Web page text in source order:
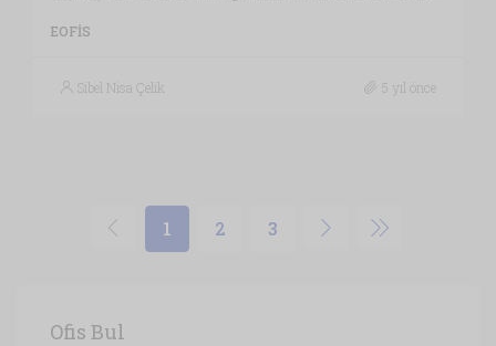
EOFIS
Sibel Nisa Çelik 5 yıl önce
1 2 3
Ofis Bul